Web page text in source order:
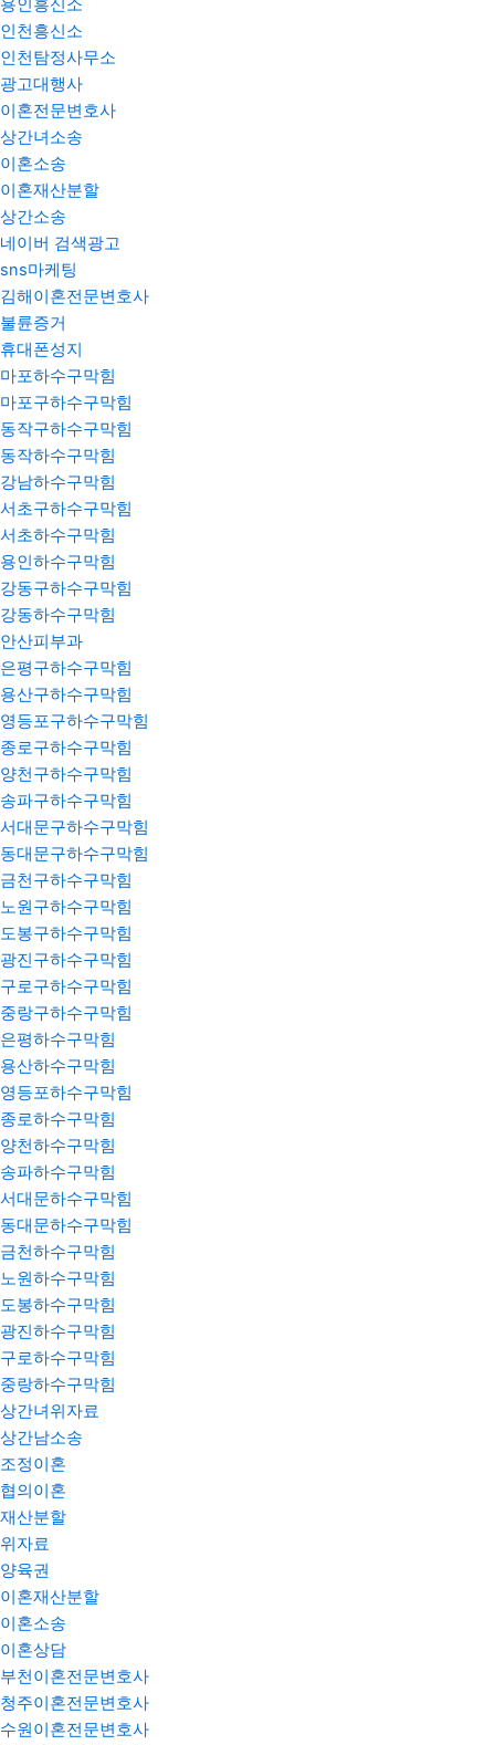
용인흥신소
인천흥신소
인천탐정사무소
광고대행사
이혼전문변호사
상간녀소송
이혼소송
이혼재산분할
상간소송
네이버 검색광고
sns마케팅
김해이혼전문변호사
불륜증거
휴대폰성지
마포하수구막힘
마포구하수구막힘
동작구하수구막힘
동작하수구막힘
강남하수구막힘
서초구하수구막힘
서초하수구막힘
용인하수구막힘
강동구하수구막힘
강동하수구막힘
안산피부과
은평구하수구막힘
용산구하수구막힘
영등포구하수구막힘
종로구하수구막힘
양천구하수구막힘
송파구하수구막힘
서대문구하수구막힘
동대문구하수구막힘
금천구하수구막힘
노원구하수구막힘
도봉구하수구막힘
광진구하수구막힘
구로구하수구막힘
중랑구하수구막힘
은평하수구막힘
용산하수구막힘
영등포하수구막힘
종로하수구막힘
양천하수구막힘
송파하수구막힘
서대문하수구막힘
동대문하수구막힘
금천하수구막힘
노원하수구막힘
도봉하수구막힘
광진하수구막힘
구로하수구막힘
중랑하수구막힘
상간녀위자료
상간남소송
조정이혼
협의이혼
재산분할
위자료
양육권
이혼재산분할
이혼소송
이혼상담
부천이혼전문변호사
청주이혼전문변호사
수원이혼전문변호사